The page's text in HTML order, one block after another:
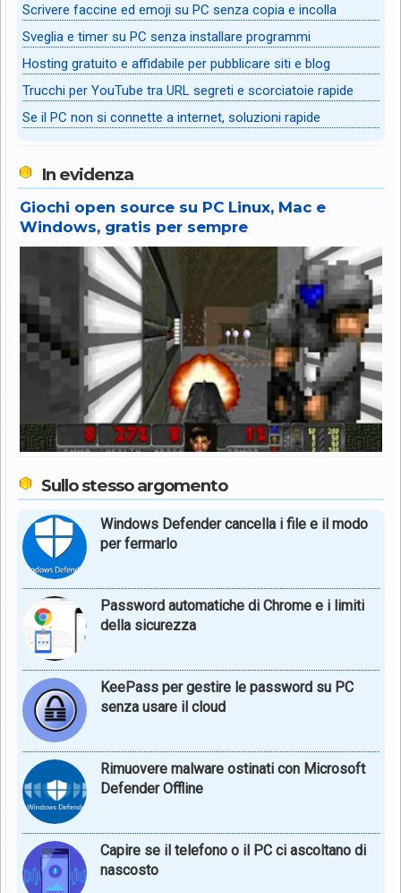
Scrivere faccine ed emoji su PC senza copia e incolla
Sveglia e timer su PC senza installare programmi
Hosting gratuito e affidabile per pubblicare siti e blog
Trucchi per YouTube tra URL segreti e scorciatoie rapide
Se il PC non si connette a internet, soluzioni rapide
In evidenza
Giochi open source su PC Linux, Mac e
Windows, gratis per sempre
Sullo stesso argomento
Windows Defender cancella i file e il modo
per fermarlo
Password automatiche di Chrome e i limiti
della sicurezza
KeePass per gestire le password su PC
senza usare il cloud
Rimuovere malware ostinati con Microsoft
Defender Offline
Capire se il telefono o il PC ci ascoltano di
nascosto